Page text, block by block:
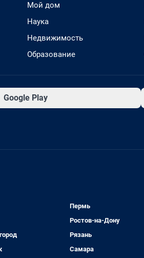
Мой дом
Наука
Недвижимость
Образование
Google Play
Пермь
Ростов-на-Дону
Рязань
Самара